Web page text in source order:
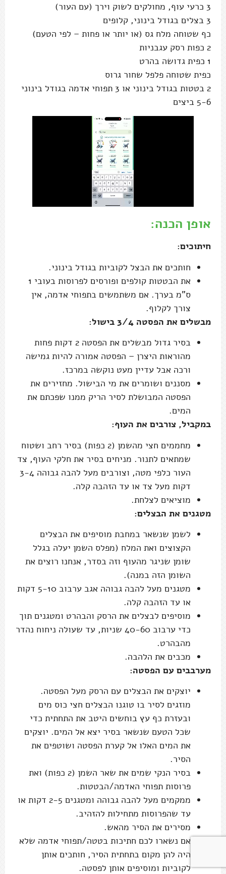
3 כרעי עוף, מחולקים לשוק וירך (עם העור)
3 בצלים בגודל בינוני, קלופים
כף שטוחה מלח גס (או יותר או פחות – לפי הטעם)
2 כפות רסק עגבניות
1 כפית גדושה בהרט
כפית שטוחה פלפל שחור גרוס
2 בטטות בגודל בינוני או 3 תפוחי אדמה בגודל בינוני
5-6 ביצים
אופן הכנה:
חיתוכים:
חותכים את הבצל לקוביות בגודל בינוני.
את הבטטות קולפים ופורסים לפרוסות בעובי 1
ס"מ בערך. אם משתמשים בתפוחי אדמה, אין
צורך לקלוף.
מבשלים את הפסטה 3/4 בישול:
בסיר גדול מבשלים את הפסטה 2 דקות פחות
מהוראות היצרן – הפסטה אמורה להיות גמישה
ורכה אבל עדיין מעט נוקשה במרכז.
מסננים ושומרים את מי הבישול. מחזירים את
הפסטה המבושלת לסיר הריק ממנו שפכתם את
המים.
במקביל, צורבים את העוף:
מחממים חצי מהשמן (2 כפות) בסיר רחב ושטוח
שמתאים לתנור. מניחים בסיר את חלקי העוף, צד
העור כלפי מטה, וצורבים מעל להבה גבוהה 3-4
דקות מעל צד או עד הזהבה קלה.
מוציאים לצלחת.
מטגנים את הבצלים:
לשמן שנשאר במחבת מוסיפים את הבצלים
הקצוצים ואת המלח (מפלס השמן יעלה בגלל
שומן שניגר מהעוף וזה בסדר, אנחנו רוצים את
השומן הזה במנה).
מטגנים מעל להבה גבוהה אגב ערבוב 5-10 דקות
או עד הזהבה קלה.
מוסיפים לבצלים את הרסק והבהרט ומטגנים תוך
כדי ערבוב 40-60 שניות, עד שעולה ניחוח נהדר
מהבהרט.
מכבים את הלהבה.
מערבבים עם הפסטה:
יוצקים את הבצלים עם הרסק מעל הפסטה.
מוזגים לסיר בו טוגנו הבצלים חצי כוס מים
ובעזרת כף עץ בוחשים היטב את התחתית כדי
שכל הטעם שנשאר בסיר יצא אל המים. יוצקים
את המים האלו אל קערת הפסטה ושוטפים את
הסיר.
בסיר הנקי שמים את שאר השמן (2 כפות) ואת
פרוסות תפוחי האדמה/הבטטות.
ממקמים מעל להבה גבוהה ומטגנים 2-5 דקות או
עד שהפרוסות מתחילות להזהיב.
מסירים את הסיר מהאש.
אם נשארו לכם חתיכות בטטה/תפוחי אדמה שלא
היה להן מקום בתחתית הסיר, חותכים אותן
לקוביות ומוסיפים אותן לפסטה.